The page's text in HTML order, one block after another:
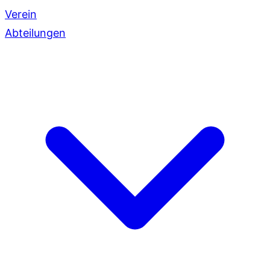
Verein
Abteilungen